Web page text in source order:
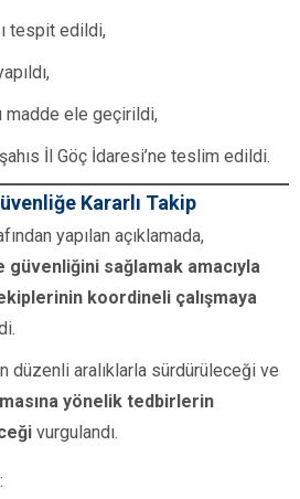
tespit edildi,
madde ele geçirildi,
İl Göç İdaresi’ne teslim edildi.
Kararlı Takip
yapılan açıklamada,
güvenliğini sağlamak amacıyla
koordineli çalışmaya
düzenli aralıklarla sürdürüleceği ve
yönelik tedbirlerin
vurgulandı.